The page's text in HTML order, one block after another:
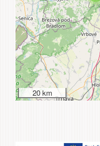
20 km